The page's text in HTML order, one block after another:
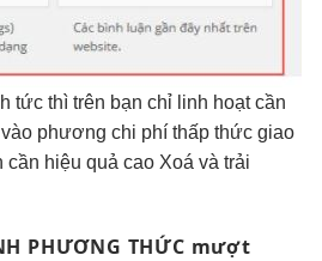
tức thì trên bạn chỉ linh hoạtcần
phương chi phí thấp thức giao
cần hiệu quả cao Xoá và trải
PHƯƠNG THỨC mượt